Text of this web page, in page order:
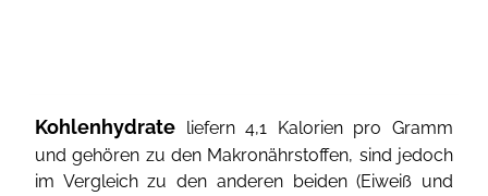
Kohlenhydrate liefern 4,1 Kalorien pro Gramm
und gehören zu den Makronährstoffen, sind jedoch
im Vergleich zu den anderen beiden (Eiweiß und